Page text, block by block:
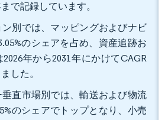
で記録しています。
別では、マッピングおよびナビ
のシェアを占め、資産追跡お
年から2031年にかけてCAGR
した。
直市場別では、輸送および物流
のシェアでトップとなり、小売